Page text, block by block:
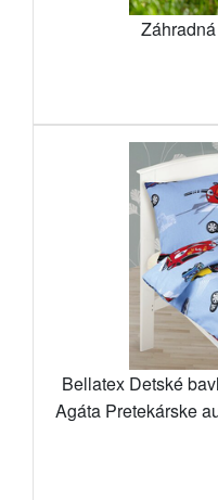
Bellatex Detské
Agáta Pretekárske